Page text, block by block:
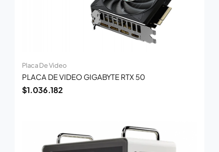
Placa De Video
PLACA DE VIDEO GIGABYTE RTX 50
$1.036.182